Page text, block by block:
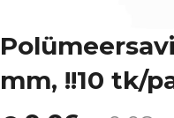
mm, !!10 tk/